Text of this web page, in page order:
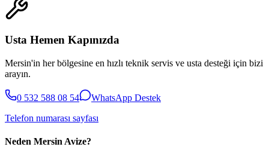
Usta Hemen Kapınızda
Mersin'in her bölgesine en hızlı teknik servis ve usta desteği için bizi
arayın.
0 532 588 08 54
WhatsApp Destek
Telefon numarası sayfası
Neden Mersin Avize?